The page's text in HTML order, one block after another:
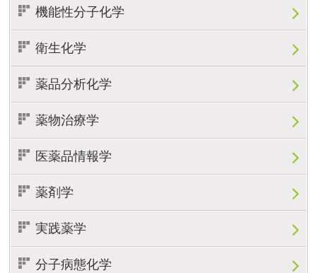
機能性分子化学
衛生化学
薬品分析化学
薬物治療学
医薬品情報学
薬剤学
実践薬学
分子病態化学